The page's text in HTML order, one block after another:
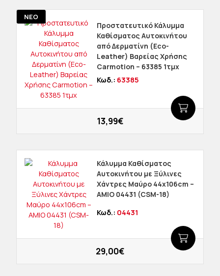
ΝΕΟ
Προστατευτικό Κάλυμμα
Καθίσματος Αυτοκινήτου
από Δερματίνη (Eco-
Leather) Βαρείας Χρήσης
Carmotion – 63385 1τμχ
Κωδ.: 63385
13,99€
Κάλυμμα Καθίσματος
Αυτοκινήτου με Ξύλινες
Χάντρες Μαύρο 44x106cm –
AMIO 04431 (CSM-18)
Κωδ.: 04431
29,00€